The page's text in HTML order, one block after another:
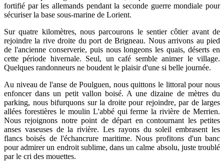
fortifié par les allemands pendant la seconde guerre mondiale pour
sécuriser la base sous-marine de Lorient.
Sur quatre kilomètres, nous parcourons le sentier côtier avant de
rejoindre la rive droite du port de Brigneau. Nous arrivons au pied
de l'ancienne conserverie, puis nous longeons les quais, déserts en
cette période hivernale. Seul, un café semble animer le village.
Quelques randonneurs ne boudent le plaisir d'une si belle journée.
Au niveau de l'anse de Poulguen, nous quittons le littoral pour nous
enfoncer dans un petit vallon boisé. A une dizaine de mètres du
parking, nous bifurquons sur la droite pour rejoindre, par de larges
allées forestières le moulin L'abbé qui ferme la rivière de Merrien.
Nous rejoignons notre point de départ en contournant les petites
anses vaseuses de la rivière. Les rayons du soleil embrasent les
flancs boisés de l'échancrure maritime. Nous profitons d'un banc
pour admirer un endroit sublime, dans un calme absolu, juste troublé
par le cri des mouettes.